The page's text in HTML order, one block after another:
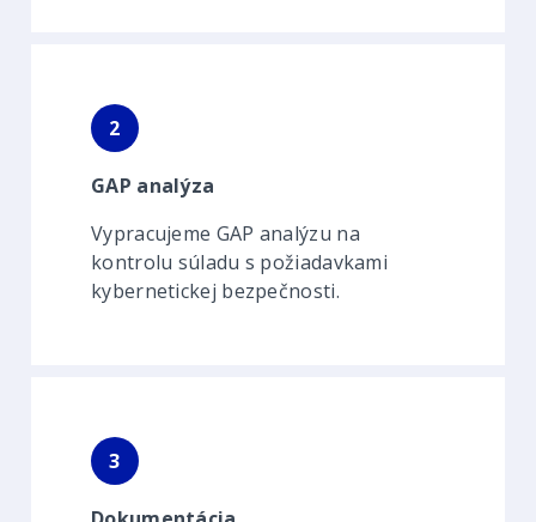
2
GAP analýza
Vypracujeme GAP analýzu na
kontrolu súladu s požiadavkami
kybernetickej bezpečnosti.
3